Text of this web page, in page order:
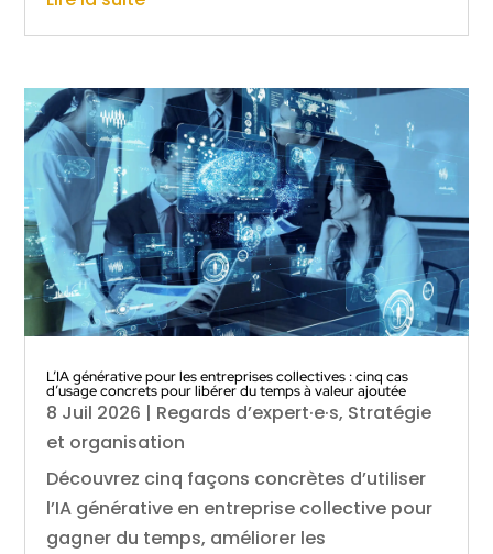
L’IA générative pour les entreprises collectives : cinq cas
d’usage concrets pour libérer du temps à valeur ajoutée
8 Juil 2026 | Regards d’expert·e·s, Stratégie
et organisation
Découvrez cinq façons concrètes d’utiliser
l’IA générative en entreprise collective pour
gagner du temps, améliorer les